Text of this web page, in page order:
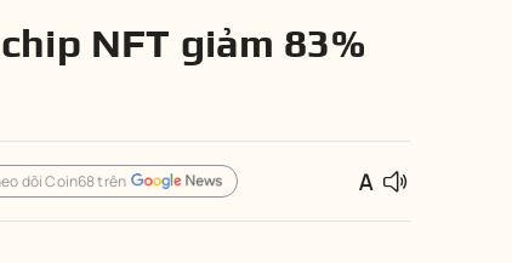
NFT giảm 83%
dõi Coin68 trên